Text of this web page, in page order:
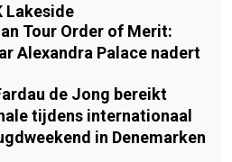
Lakeside
Tour Order of Merit:
Alexandra Palace nadert
de Jong bereikt
tijdens internationaal
in Denemarken